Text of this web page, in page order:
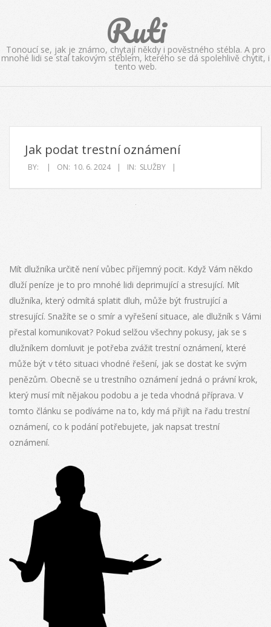
Ruti
Tonoucí se, jak je známo, chytají někdy i pověstného stébla. A pro
mnohé lidi se stal takovým stéblem, kterého se dá spolehlivě chytit, i
tento web.
Jak podat trestní oznámení
BY: ON: 10. 6. 2024 IN: SLUŽBY
Mít dlužníka určitě není vůbec příjemný pocit. Když Vám někdo
dluží peníze je to pro mnohé lidi deprimující a stresující. Mít
dlužníka, který odmítá splatit dluh, může být frustrující a
stresující. Snažíte se o smír a vyřešení situace, ale dlužník s Vámi
přestal komunikovat? Pokud selžou všechny pokusy, jak se s
dlužníkem domluvit je potřeba zvážit trestní oznámení, které
může být v této situaci vhodné řešení, jak se dostat ke svým
penězům. Obecně se u trestního oznámení jedná o právní krok,
který musí mít nějakou podobu a je teda vhodná příprava. V
tomto článku se podíváme na to, kdy má přijít na řadu trestní
oznámení, co k podání potřebujete, jak napsat trestní
oznámení.